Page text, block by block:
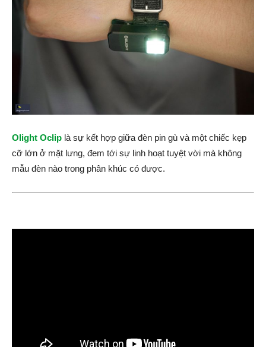
Olight Oclip là sự kết hợp giữa đèn pin gù và một chiếc kẹp
cỡ lớn ở mặt lưng, đem tới sự linh hoạt tuyệt vời mà không
mẫu đèn nào trong phân khúc có được.